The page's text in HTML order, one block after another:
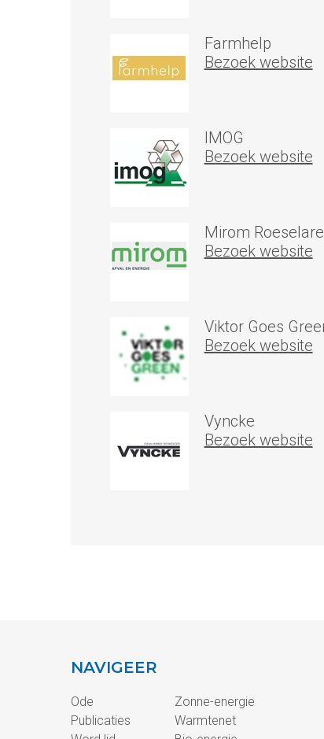
Farmhelp
Bezoek website
IMOG
Bezoek website
Mirom Roeselare
Bezoek website
Viktor Goes
Bezoek website
Vyncke
Bezoek website
NAVIGEER
Ode
Publicaties
Zonne-energie
Warmtenet